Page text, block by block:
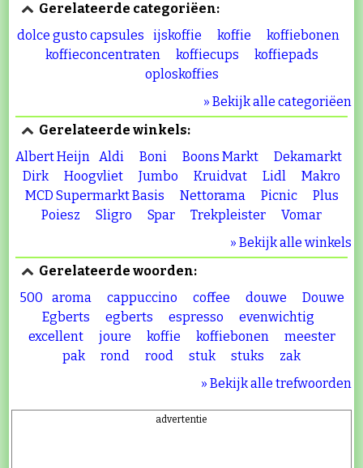
Gerelateerde categoriëen:
dolce gusto capsules
ijskoffie koffie
koffiebonen
koffieconcentraten
koffiecups
koffiepads
oploskoffies
» Bekijk alle categoriëen
Gerelateerde winkels:
Albert Heijn
Aldi Boni Boons Markt
Dekamarkt
Dirk
Hoogvliet Jumbo Kruidvat Lidl
Makro
MCD Supermarkt Basis
Nettorama Picnic
Plus
Poiesz
Sligro Spar Trekpleister
Vomar
» Bekijk alle winkels
Gerelateerde woorden:
500
aroma cappuccino coffee douwe
Douwe
Egberts
egberts espresso
evenwichtig
excellent
joure koffie koffiebonen
meester
pak
rond rood stuk stuks
zak
» Bekijk alle trefwoorden
advertentie